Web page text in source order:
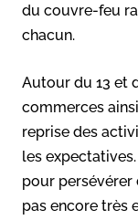
du couvre-feu
chacun.
Autour du 13 et
commerces
reprise des
les
pour persévérer
pas encore très